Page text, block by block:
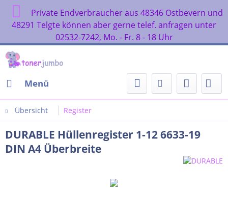
Private Endverbraucher aus 48346 Ostbevern und
48291 Telgte können aber gerne telef. anfragen unter
02532-7242, Mo. - Fr. 8 - 18 Uhr
Menü
Übersicht Register
DURABLE Hüllenregister 1-12 6633-19
DIN A4 Überbreite